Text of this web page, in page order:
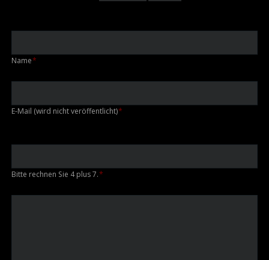
Pflichtfeld
Name*
Pflichtfeld
E-Mail (wird nicht veröffentlicht)*
Bitte rechnen Sie 4 plus 7.*